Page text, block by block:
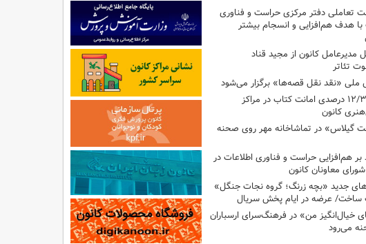
تعاملی دفتر مرکزی حراست و فناوری
با هدف هم‌افزایی و انسجام بیشتر
مدیرعامل کانون از مجید قناد
تئاتر
ملی «نقد نقل قصه‌ها» برگزار می‌شود
رشد ۱۲/۳ درصدی امانت کتاب در مراکز
کانون
گیلاس» در تماشاخانه مهر روی صحنه
بر هم‌افزایی حراست و فناوری اطلاعات در
معاونان کانون
جدید «بچه زرنگ؛ گروه نجات جنگل»
عرضه در ایام پخش سریال
خیال‌انگیز من» در فرهنگ‌سرای ارسباران
می‌رود